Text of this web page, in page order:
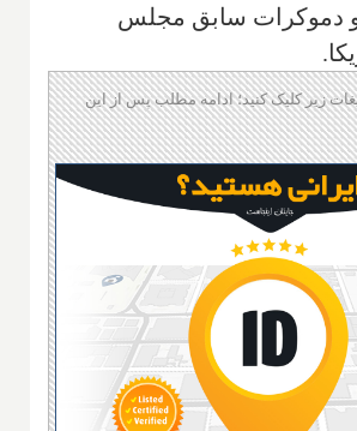
دموکرات سابق مجلس
زیر کلیک کنید؛ ادامه مطلب پس از این